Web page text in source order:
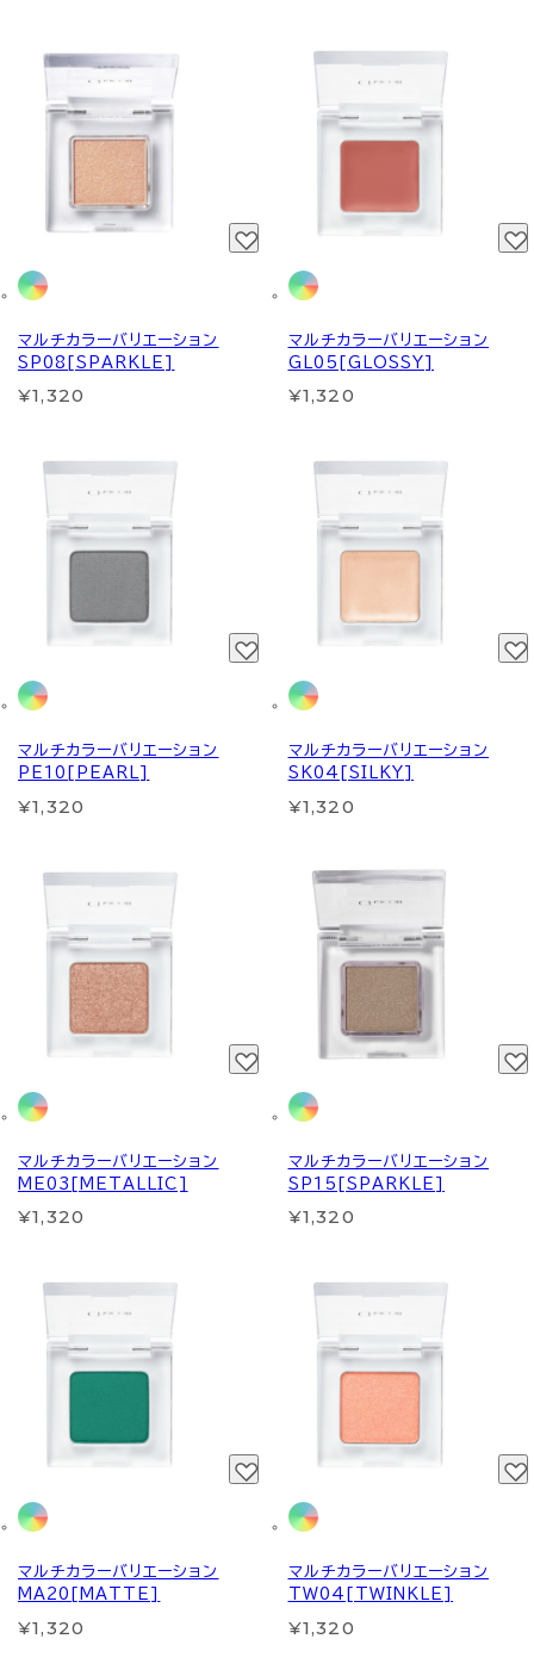
マルチカラーバリエーション
SP08[SPARKLE]
¥1,320
マルチカラーバリエーション
GL05[GLOSSY]
¥1,320
マルチカラーバリエーション
PE10[PEARL]
¥1,320
マルチカラーバリエーション
SK04[SILKY]
¥1,320
マルチカラーバリエーション
ME03[METALLIC]
¥1,320
マルチカラーバリエーション
SP15[SPARKLE]
¥1,320
マルチカラーバリエーション
MA20[MATTE]
¥1,320
マルチカラーバリエーション
TW04[TWINKLE]
¥1,320